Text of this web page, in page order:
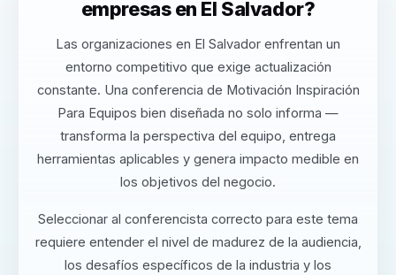
empresas en El Salvador?
Las organizaciones en El Salvador enfrentan un
entorno competitivo que exige actualización
constante. Una conferencia de Motivación Inspiración
Para Equipos bien diseñada no solo informa —
transforma la perspectiva del equipo, entrega
herramientas aplicables y genera impacto medible en
los objetivos del negocio.
Seleccionar al conferencista correcto para este tema
requiere entender el nivel de madurez de la audiencia,
los desafíos específicos de la industria y los